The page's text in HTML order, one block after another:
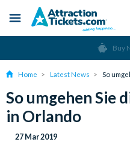
content
Menu
Buy
Home Latest News So
So umgehen Sie
in Orlando
27 Mar 2019